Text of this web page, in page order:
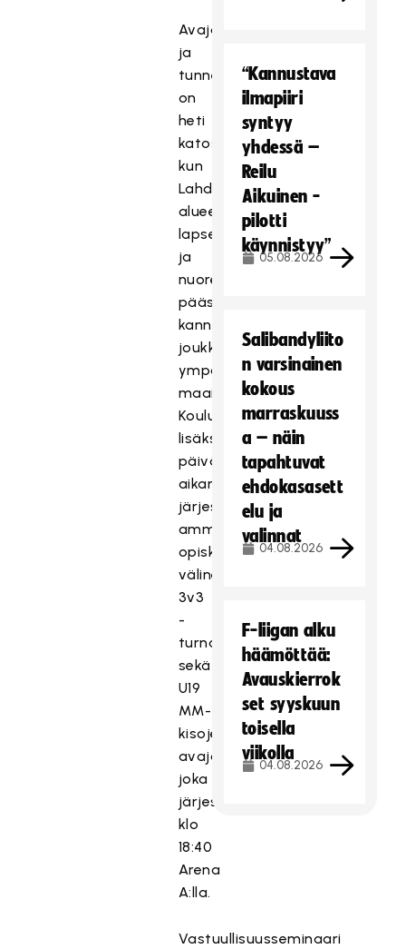
Avajaispäivä
ja
tunnelma
on
heti
katossa,
kun
Lahden
alueen
lapset
ja
nuoret
pääsevät
kannustamaan
joukkueita
ympäri
maailman.
Koululaispäivän
lisäksi
päivän
aikana
järjestetään
ammattikorkeakoulujen
opiskelijoiden
välinen
3v3
-
turnaus
sekä
U19
MM-
kisojen
avajaisseremonia,
joka
järjestetään
klo
18:40
Arena
A:lla.
Vastuullisuusseminaari
“Kannustava
ilmapiiri
syntyy
yhdessä –
Reilu
Aikuinen -
pilotti
käynnistyy”
05.08.2026
Salibandyliito
n varsinainen
kokous
marraskuuss
a – näin
tapahtuvat
ehdokasasett
elu ja
valinnat
04.08.2026
F-liigan alku
häämöttää:
Avauskierrok
set syyskuun
toisella
viikolla
04.08.2026